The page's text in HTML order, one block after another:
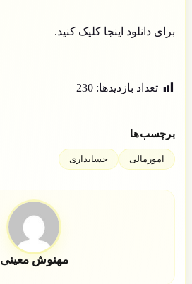
برای دانلود اینجا کلیک کنید.
تعداد بازدید‌ها: 230
برچسب‌ها
امورمالی حسابداری
مهنوش معینی